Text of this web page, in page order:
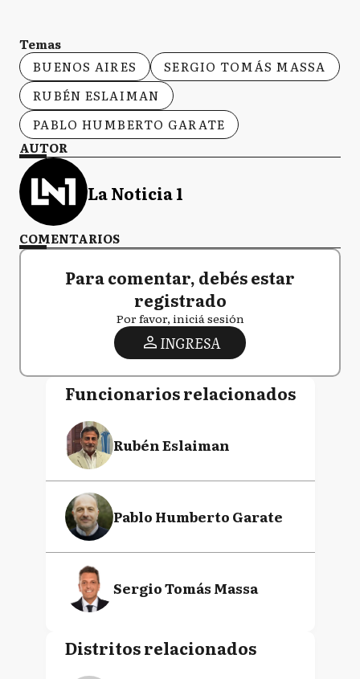
Temas
BUENOS AIRES
SERGIO TOMÁS MASSA
RUBÉN ESLAIMAN
PABLO HUMBERTO GARATE
AUTOR
La Noticia 1
COMENTARIOS
Para comentar, debés estar
registrado
Por favor, iniciá sesión
INGRESA
Funcionarios relacionados
Rubén Eslaiman
Pablo Humberto Garate
Sergio Tomás Massa
Distritos relacionados